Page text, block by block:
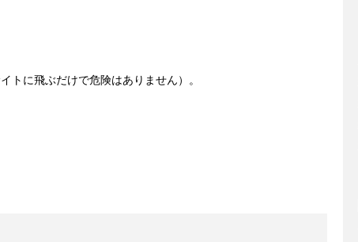
トに飛ぶだけで危険はありません）。